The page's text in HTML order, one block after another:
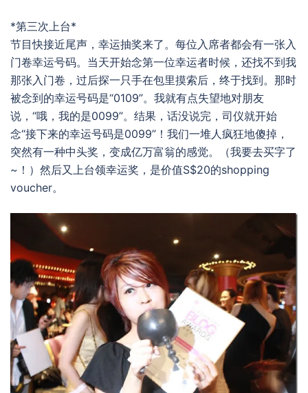
*第三次上台*
节目快接近尾声，幸运抽奖来了。每位入席者都会有一张入
门卷幸运号码。当天开始念第一位幸运者时候，还找不到我
那张入门卷，过后探一只手在包里摸索后，终于找到。那时
被念到的幸运号码是“0109”。我就有点失望地对朋友
说，“哦，我的是0099”。结果，话没说完，司仪就开始
念“接下来的幸运号码是0099”！我们一堆人疯狂地傻掉，
突然有一种中头奖，变成亿万富翁的感觉。（我要去买字了
~！）然后又上台领幸运奖，是价值S$20的shopping
voucher。